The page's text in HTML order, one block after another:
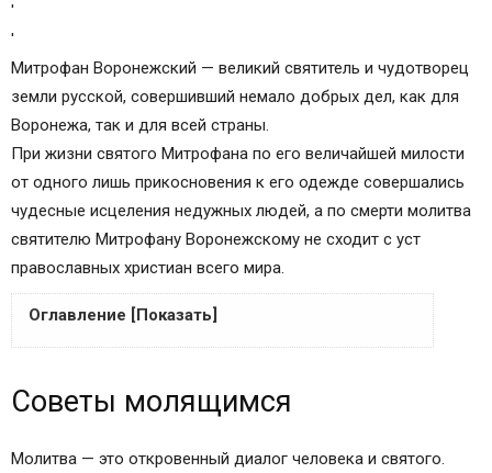
'
'
Митрофан Воронежский — великий святитель и чудотворец
земли русской, совершивший немало добрых дел, как для
Воронежа, так и для всей страны.
При жизни святого Митрофана по его величайшей милости
от одного лишь прикосновения к его одежде совершались
чудесные исцеления недужных людей, а по смерти молитва
святителю Митрофану Воронежскому не сходит с уст
православных христиан всего мира.
Оглавление [Показать]
Краткое житие и молитвенная помощь
Молитва Миру
Советы молящимся
Молитва — это откровенный диалог человека и святого.